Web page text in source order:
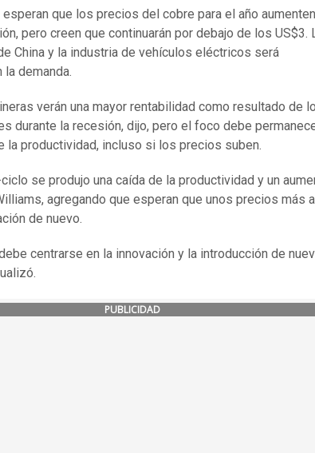
que los precios del cobre para el año
pero creen que continuarán por debajo de los US$3.
China y la industria de vehículos eléctricos será
demanda.
verán una mayor rentabilidad como resultado de
durante la recesión, dijo, pero el foco debe
la productividad, incluso si los precios suben.
se produjo una caída de la productividad y un
agregando que esperan que unos precios más
de nuevo.
centrarse en la innovación y la introducción de
PUBLICIDAD